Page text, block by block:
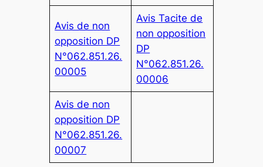
Avis de non
opposition DP
N°062.851.26.
00005
Avis Tacite de
non opposition
DP
N°062.851.26.
00006
Avis de non
opposition DP
N°062.851.26.
00007